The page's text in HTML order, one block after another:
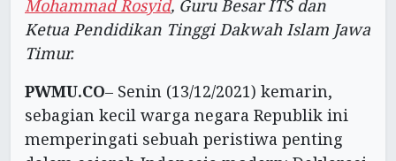
Mohammad Rosyid, Guru Besar ITS dan
Ketua Pendidikan Tinggi Dakwah Islam Jawa
Timur.
PWMU.CO– Senin (13/12/2021) kemarin,
sebagian kecil warga negara Republik ini
memperingati sebuah peristiwa penting